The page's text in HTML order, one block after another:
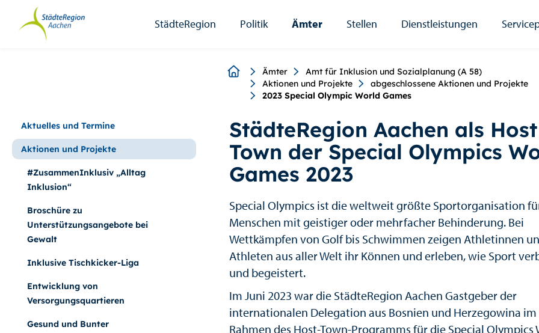
Seiteninhalt.
Hauptnavigation.
StädteRegion
StädteRegion Politik Ämter Stellen Dienstleistungen
Breadcrumb
Ämter
Amt für Inklusion und Sozialplanung (A 58)
Aktionen und Projekte
abgeschlossene Aktionen und Projekte
2023 Special Olympic World Games
Aktuelles und Termine
Aktionen und Projekte
#ZusammenInklusiv „Alltag
Inklusion“
Broschüre zu
Unterstützungsangebote bei
Gewalt
Inklusive Tischkicker-Liga
Entwicklung von
Versorgungsquartieren
Gesund und Bunter
StädteRegion Aachen als Host
Town der Special Olympics
Games 2023
Special Olympics ist die weltweit größte Sportorganisation
Menschen mit geistiger oder mehrfacher Behinderung. Bei
Wettkämpfen von Golf bis Schwimmen zeigen Athletinnen
Athleten aus aller Welt ihr Können und erleben, wie Sport
und begeistert.
Im Juni 2023 war die StädteRegion Aachen Gastgeber der
internationalen Delegation aus Bosnien und Herzegowina im
Rahmen des Host-Town-Programms für die Special Olympics